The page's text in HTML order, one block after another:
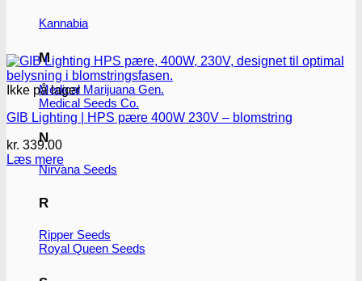
Kannabia
M
Medical Marijuana Gen.
Medical Seeds Co.
N
Nirvana Seeds
R
Ripper Seeds
Royal Queen Seeds
Ikke på lager
GIB Lighting | HPS pære 400W 230V – blomstring
kr. 339.00
Læs mere